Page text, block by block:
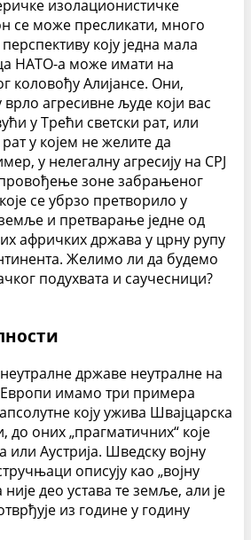
изолационистичке
се може пресликати, много
коју једна мала
НАТО-а може имати на
коловођу Алијансе. Они,
агресивне људе који вас
у Трећи светски рат, или
у којем не желите да
у нелегалну агресију на СРЈ
зоне забрањеног
се убрзо претворило у
и претварање једне од
афричких држава у црну рупу
Желимо ли да будемо
подухвата и саучесници?
државе неутралне на
Европи имамо три примера
коју ужива Швајцарска
до оних „прагматичних“ које
или Аустрија. Шведску војну
описују као „војну
није део устава те земље, али је
из године у годину